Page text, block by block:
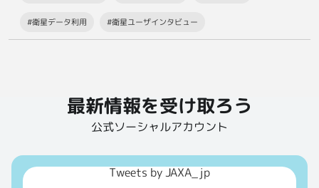
#衛星データ利用 #衛星ユーザインタビュー
最新情報を受け取ろう
公式ソーシャルアカウント
Tweets by JAXA_jp